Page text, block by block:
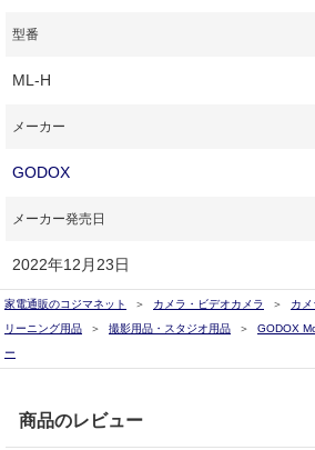
型番
ML-H
メーカー
GODOX
メーカー発売日
2022年12月23日
家電通販のコジマネット カメラ・ビデオカメラ カ
リーニング用品
撮影用品・スタジオ用品
GODOX
ー
商品のレビュー